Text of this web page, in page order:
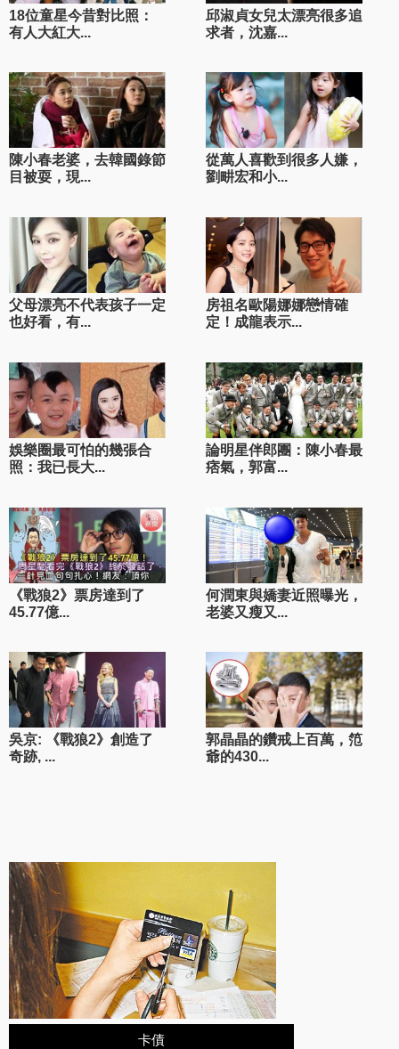
18位童星今昔對比照：
有人大紅大...
邱淑貞女兒太漂亮很多追
求者，沈嘉...
陳小春老婆，去韓國錄節
目被耍，現...
從萬人喜歡到很多人嫌，
劉畊宏和小...
父母漂亮不代表孩子一定
也好看，有...
房祖名歐陽娜娜戀情確
定！成龍表示...
娛樂圈最可怕的幾張合
照：我已長大...
論明星伴郎團：陳小春最
痞氣，郭富...
《戰狼2》票房達到了
45.77億...
何潤東與嬌妻近照曝光，
老婆又瘦又...
吳京: 《戰狼2》創造了
奇跡, ...
郭晶晶的鑽戒上百萬，笵
爺的430...
卡債